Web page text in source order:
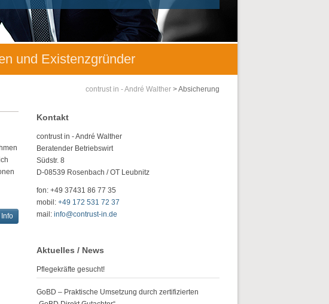
und Existenzgründer
contrust in - André Walther >Absicherung
Kontakt
contrust in - André Walther
Beratender Betriebswirt
Südstr. 8
D-08539 Rosenbach / OT Leubnitz
fon: +49 37431 86 77 35
mobil: +49 172 531 72 37
mail: info@contrust-in.de
Aktuelles / News
Pflegekräfte gesucht!
GoBD – Praktische Umsetzung durch zertifizierten